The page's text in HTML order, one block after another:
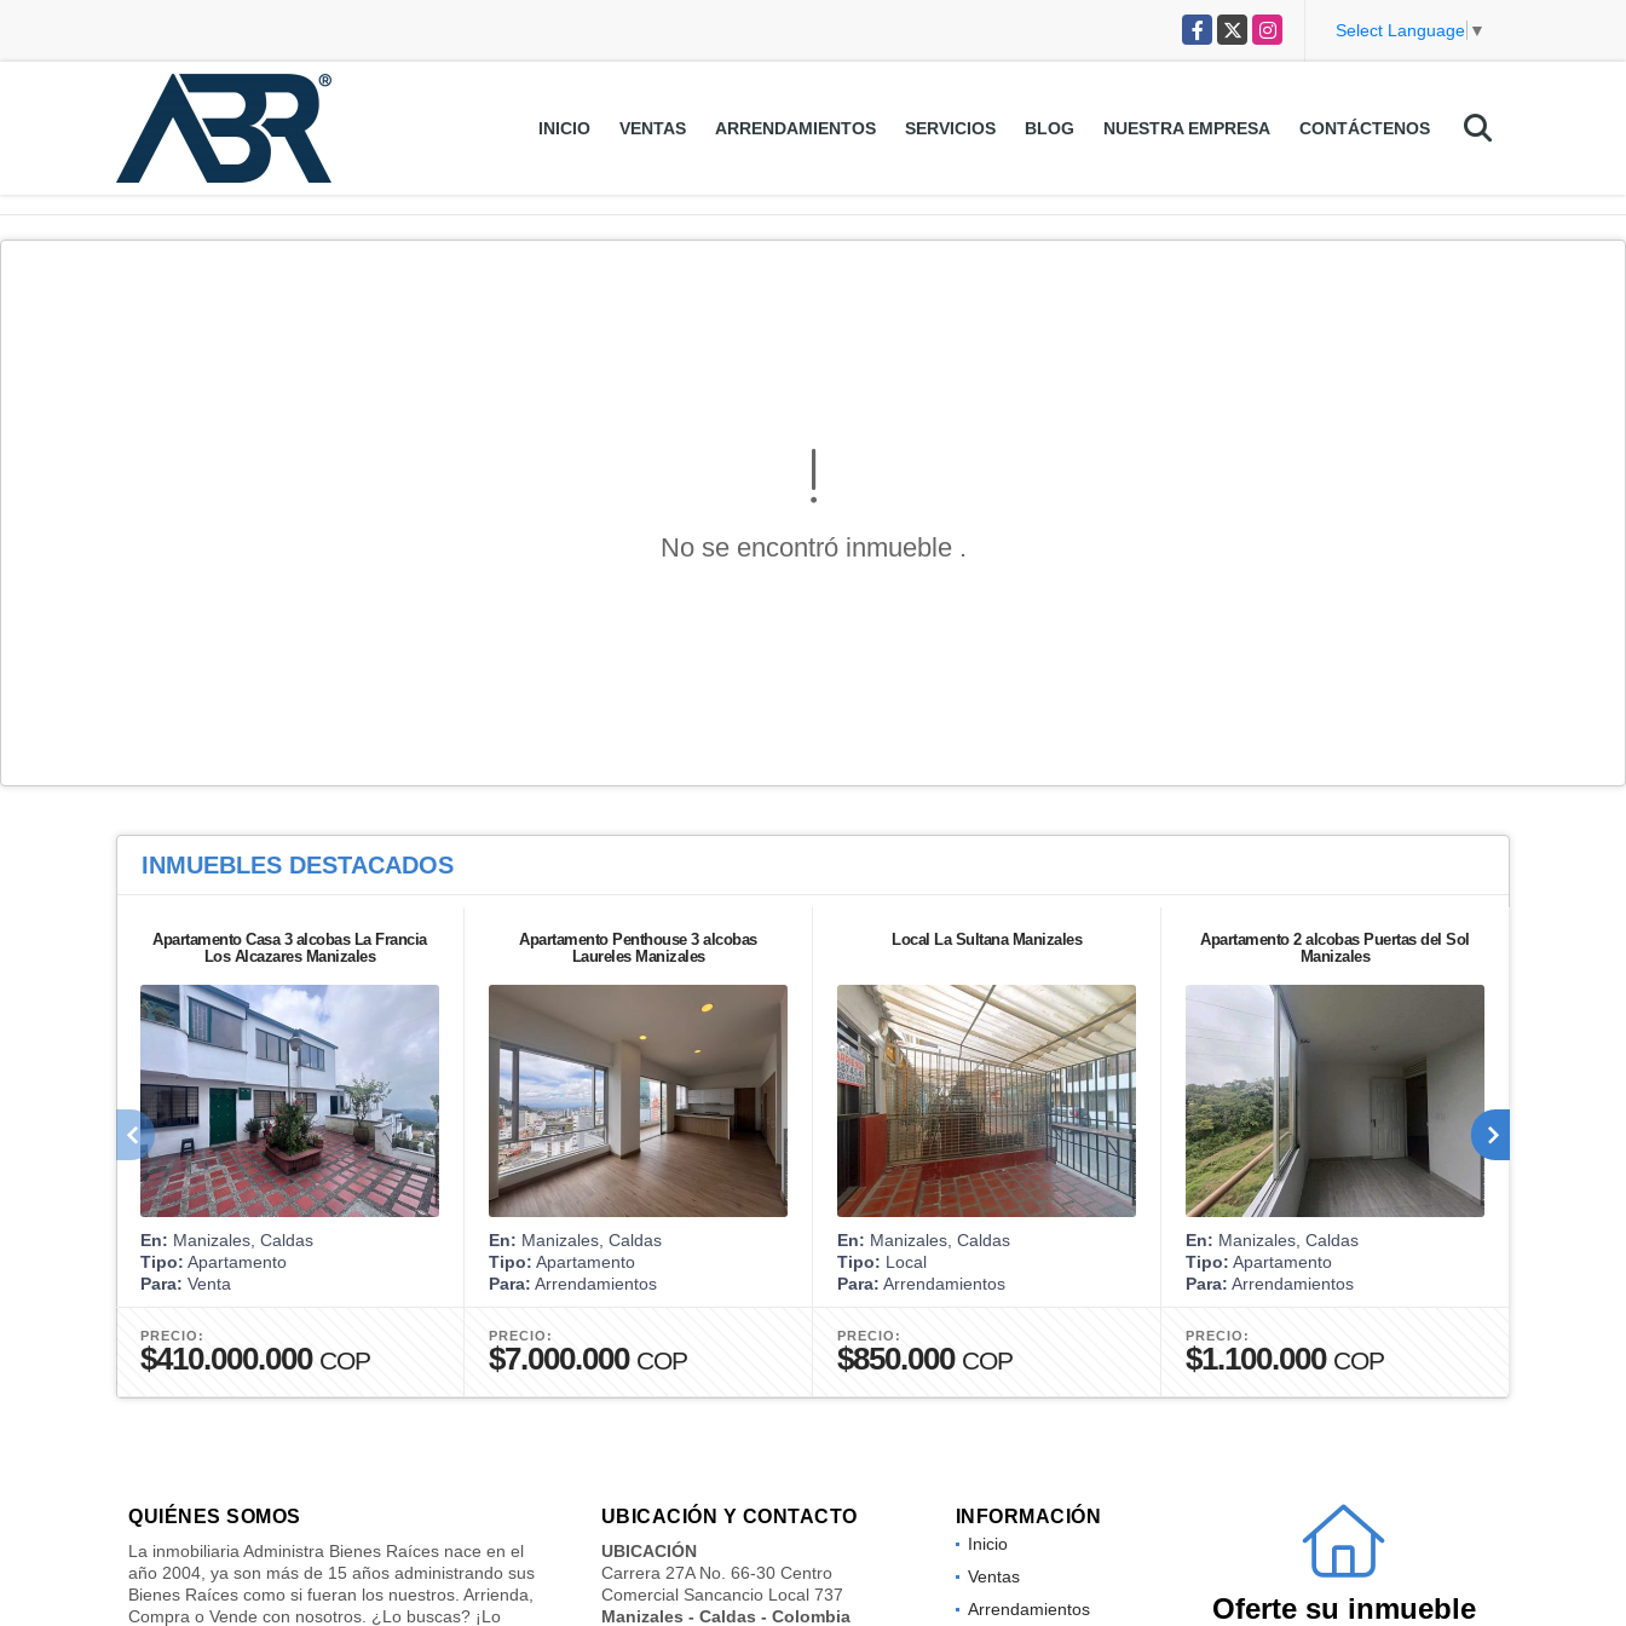
Facebook
X Instagram Select Language ▼
INICIO VENTAS ARRENDAMIENTOS SERVICIOS BLOG NUESTRA EMPRESA CONTÁCTENOS
No se encontró inmueble .
INMUEBLES DESTACADOS
Apartamento Casa 3 alcobas La Francia
Los Alcazares Manizales
En: Manizales, Caldas
Tipo: Apartamento
Para: Venta
PRECIO:
$410.000.000 COP
Apartamento Penthouse 3 alcobas
Laureles Manizales
En: Manizales, Caldas
Tipo: Apartamento
Para: Arrendamientos
PRECIO:
$7.000.000 COP
Local La Sultana Manizales
En: Manizales, Caldas
Tipo: Local
Para: Arrendamientos
PRECIO:
$850.000 COP
Apartamento 2 alcobas Puertas del Sol
Manizales
En: Manizales, Caldas
Tipo: Apartamento
Para: Arrendamientos
PRECIO:
$1.100.000 COP
QUIÉNES SOMOS
La inmobiliaria Administra Bienes Raíces nace en el
año 2004, ya son más de 15 años administrando sus
Bienes Raíces como si fueran los nuestros. Arrienda,
Compra o Vende con nosotros. ¿Lo buscas? ¡Lo
UBICACIÓN Y CONTACTO
UBICACIÓN
Carrera 27A No. 66-30 Centro
Comercial Sancancio Local 737
Manizales - Caldas - Colombia
INFORMACIÓN
Inicio
Ventas
Arrendamientos
Oferte su inmueble